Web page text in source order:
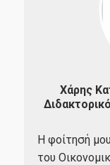
Χάρης
Η φοίτησή
του